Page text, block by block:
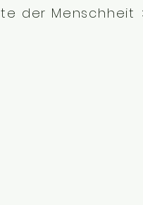
der Menschheit